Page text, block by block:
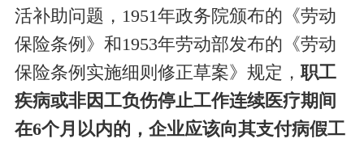
活补助问题，1951年政务院颁布的《劳动
保险条例》和1953年劳动部发布的《劳动
保险条例实施细则修正草案》规定， 职工
疾病或非因工负伤停止工作连续医疗期间
在6个月以内的，企业应该向其支付病假工